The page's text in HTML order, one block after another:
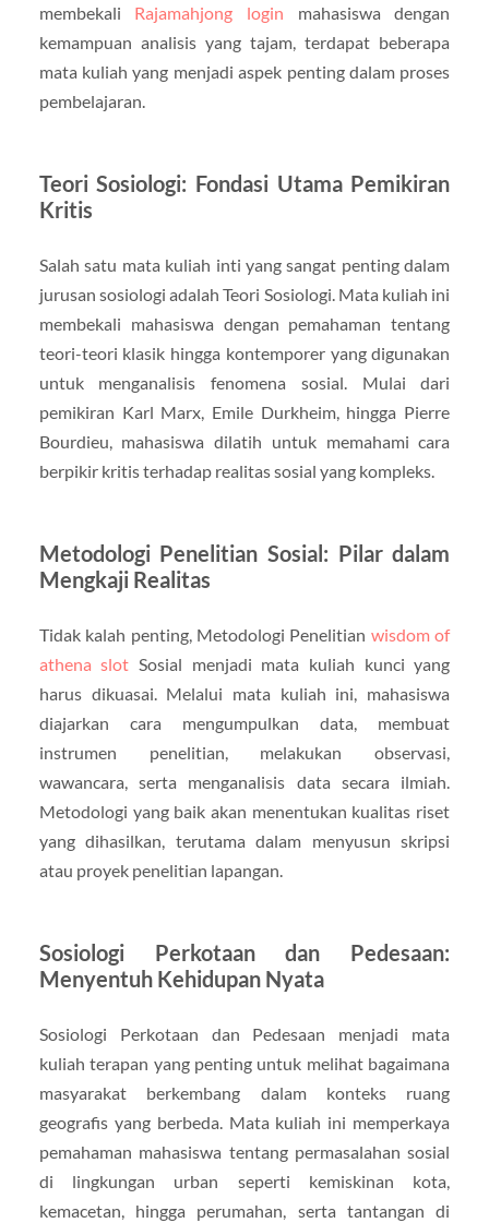
membekali Rajamahjong login mahasiswa dengan
kemampuan analisis yang tajam, terdapat beberapa
mata kuliah yang menjadi aspek penting dalam proses
pembelajaran.
Teori Sosiologi: Fondasi Utama Pemikiran
Kritis
Salah satu mata kuliah inti yang sangat penting dalam
jurusan sosiologi adalah Teori Sosiologi. Mata kuliah ini
membekali mahasiswa dengan pemahaman tentang
teori-teori klasik hingga kontemporer yang digunakan
untuk menganalisis fenomena sosial. Mulai dari
pemikiran Karl Marx, Emile Durkheim, hingga Pierre
Bourdieu, mahasiswa dilatih untuk memahami cara
berpikir kritis terhadap realitas sosial yang kompleks.
Metodologi Penelitian Sosial: Pilar dalam
Mengkaji Realitas
Tidak kalah penting, Metodologi Penelitian wisdom of
athena slot Sosial menjadi mata kuliah kunci yang
harus dikuasai. Melalui mata kuliah ini, mahasiswa
diajarkan cara mengumpulkan data, membuat
instrumen penelitian, melakukan observasi,
wawancara, serta menganalisis data secara ilmiah.
Metodologi yang baik akan menentukan kualitas riset
yang dihasilkan, terutama dalam menyusun skripsi
atau proyek penelitian lapangan.
Sosiologi Perkotaan dan Pedesaan:
Menyentuh Kehidupan Nyata
Sosiologi Perkotaan dan Pedesaan menjadi mata
kuliah terapan yang penting untuk melihat bagaimana
masyarakat berkembang dalam konteks ruang
geografis yang berbeda. Mata kuliah ini memperkaya
pemahaman mahasiswa tentang permasalahan sosial
di lingkungan urban seperti kemiskinan kota,
kemacetan, hingga perumahan, serta tantangan di